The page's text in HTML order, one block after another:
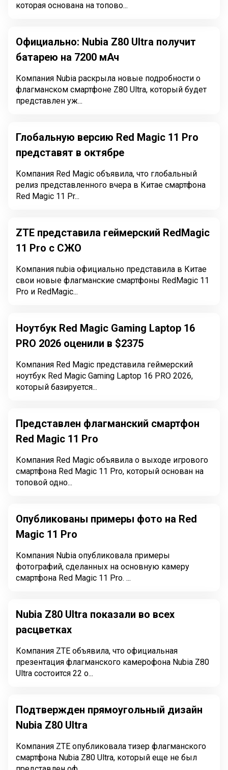
которая основана на топово...
Официально: Nubia Z80 Ultra получит
батарею на 7200 мАч
Компания Nubia раскрыла новые подробности о
флагманском смартфоне Z80 Ultra, который будет
представлен уж...
Глобальную версию Red Magic 11 Pro
представят в октябре
Компания Red Magic объявила, что глобальный
релиз представленного вчера в Китае смартфона
Red Magic 11 Pr...
ZTE представила геймерский RedMagic
11 Pro с СЖО
Компания nubia официально представила в Китае
свои новые флагманские смартфоны RedMagic 11
Pro и RedMagic...
Ноутбук Red Magic Gaming Laptop 16
PRO 2026 оценили в $2375
Компания Red Magic представила геймерский
ноутбук Red Magic Gaming Laptop 16 PRO 2026,
который базируется...
Представлен флагманский смартфон
Red Magic 11 Pro
Компания Red Magic объявила о выходе игрового
смартфона Red Magic 11 Pro, который основан на
топовой одно...
Опубликованы примеры фото на Red
Magic 11 Pro
Компания Nubia опубликовала примеры
фотографий, сделанных на основную камеру
смартфона Red Magic 11 Pro. ...
Nubia Z80 Ultra показали во всех
расцветках
Компания ZTE объявила, что официальная
презентация флагманского камерофона Nubia Z80
Ultra состоится 22 о...
Подтвержден прямоугольный дизайн
Nubia Z80 Ultra
Компания ZTE опубликовала тизер флагманского
смартфона Nubia Z80 Ultra, который еще не был